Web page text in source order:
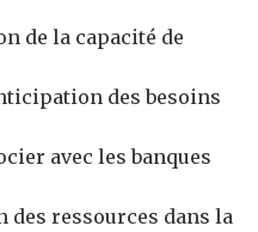
de la capacité de
des besoins
avec les banques
des ressources dans la